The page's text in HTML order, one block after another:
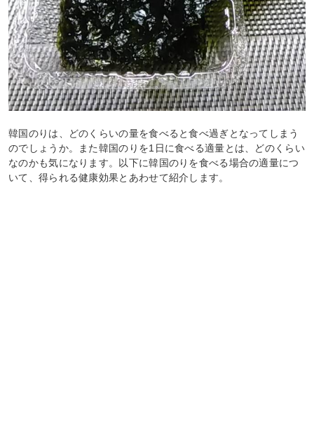
韓国のりは、どのくらいの量を食べると食べ過ぎとなってしまう
のでしょうか。また韓国のりを1日に食べる適量とは、どのくらい
なのかも気になります。以下に韓国のりを食べる場合の適量につ
いて、得られる健康効果とあわせて紹介します。